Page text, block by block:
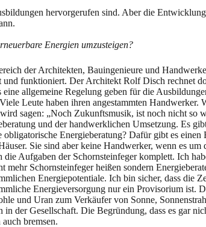
hervorgerufen sind. Aber die
Energien umzusteigen?
der Architekten, Bauingenieure und
funktioniert. Der Architekt Rolf Disch rechnet
allgemeine Regelung geben für die
Leute haben ihren angestammten Handwerker.
sagen: „Noch Zukunftsmusik, ist noch nicht so
und der handwerklichen Umsetzung. Es
Energieberatung? Dafür gibt es einen
Sie sind aber keine Handwerker, wenn es um
Aufgaben der Schornsteinfeger komplett. Ich
Schornsteinfeger heißen sondern
Energiepotentiale. Ich bin sicher, dass die
Energieversorgung nur ein Provisorium ist.
und Uran zum Verkäufer von Sonne,
der Gesellschaft. Die Begründung, dass es gar
bremsen.